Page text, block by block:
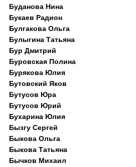
Буданова Нина
Букаев Радион
Булгакова Ольга
Булыгина Татьяна
Бур Дмитрий
Буровская Полина
Бурякова Юлия
Бутовский Яков
Бутусов Юра
Бутусов Юрий
Бухарина Юлия
Бызгу Сергей
Быкова Ольга
Быкова Татьяна
Бычков Михаил